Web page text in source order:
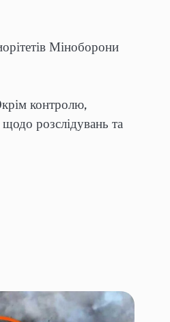
Міноборони
контролю,
щодо розслідувань та